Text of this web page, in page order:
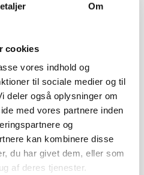
Om
cookies
vores indhold og
til sociale medier og til
deler også oplysninger om
med vores partnere inden
og
kan kombinere disse
du har givet dem, eller som
af deres tjenester.
9.575 kr.
Afregnes separat
Afregnes separat